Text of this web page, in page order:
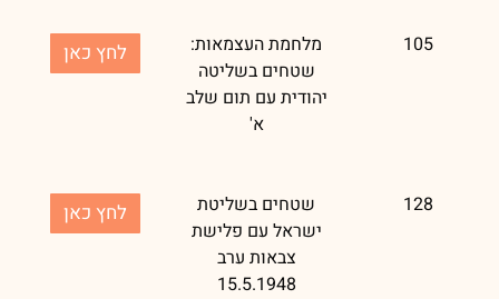
105
מלחמת העצמאות:
שטחים בשליטה
יהודית עם תום שלב
א'
לחץ כאן
128
שטחים בשליטת
ישראל עם פלישת
צבאות ערב
15.5.1948
לחץ כאן